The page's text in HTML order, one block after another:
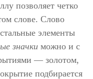
позволяет четко
слове. Слово
элементы
значки можно и с
― золотом,
подбирается